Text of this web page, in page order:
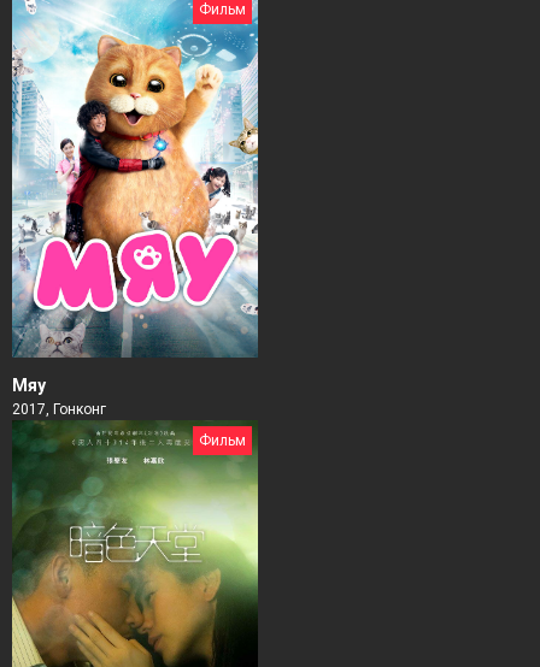
Фильм
Мяу
2017, Гонконг
Фильм